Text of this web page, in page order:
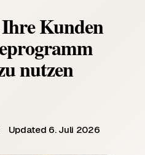
Kunden
nutzen
Updated 6. Juli 2026